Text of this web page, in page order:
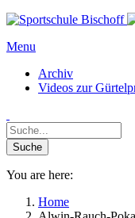
Menu
Archiv
Videos zur
You are here:
Home